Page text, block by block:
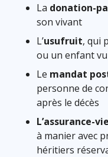
La donation-
son vivant
L’usufruit, qui
ou un enfant
Le mandat
personne de
après le décès
L’assurance-vie
à manier avec
héritiers